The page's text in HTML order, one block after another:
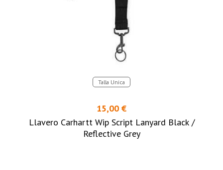
Talla Unica
15,00 €
Llavero Carhartt Wip Script Lanyard Black /
Reflective Grey